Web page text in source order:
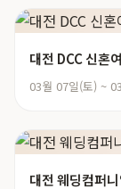
대전 DCC 신혼
03월 07일(토) ~
대전 웨딩컴퍼